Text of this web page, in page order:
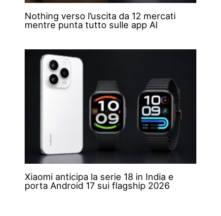
Nothing verso l’uscita da 12 mercati
mentre punta tutto sulle app AI
Xiaomi anticipa la serie 18 in India e
porta Android 17 sui flagship 2026